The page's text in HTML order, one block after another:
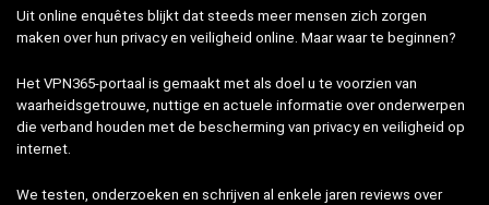
Uit online enquêtes blijkt dat steeds meer mensen zich zorgen
maken over hun privacy en veiligheid online. Maar waar te beginnen?
Het VPN365-portaal is gemaakt met als doel u te voorzien van
waarheidsgetrouwe, nuttige en actuele informatie over onderwerpen
die verband houden met de bescherming van privacy en veiligheid op
internet.
We testen, onderzoeken en schrijven al enkele jaren reviews over